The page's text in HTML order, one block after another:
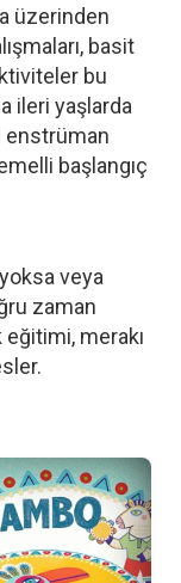
üzerinden
basit
bu
ileri yaşlarda
enstrüman
başlangıç
veya
zaman
merakı